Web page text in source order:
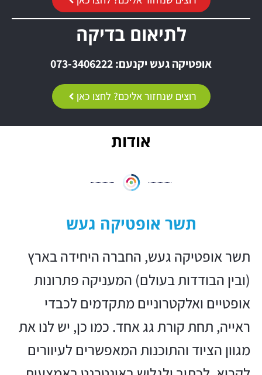
לתיאום בדיקה
אופטיקה געש יקנעם: 073-3406222
רוצים שנחזור אליכם? לחצו כאן
אודות
תשר אופטיקה געש
תשר אופטיקה געש, החברה היחידה בארץ
(ובין הבודדות בעולם) המעניקה פתרונות
אופטיים ואלקטרוניים מתקדמים לכבדי
ראייה, תחת קורת גג אחד. כמו כן, יש לנו את
מגוון הציוד והתוכנות המאפשרים לעיוורים